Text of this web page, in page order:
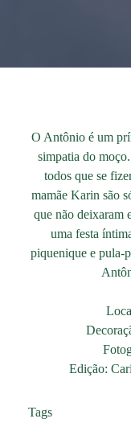
O Antônio é um
simpatia do
todos que se
mamãe Karin são
que não deixaram
uma festa
piquenique e pula-
Edição:
Tags